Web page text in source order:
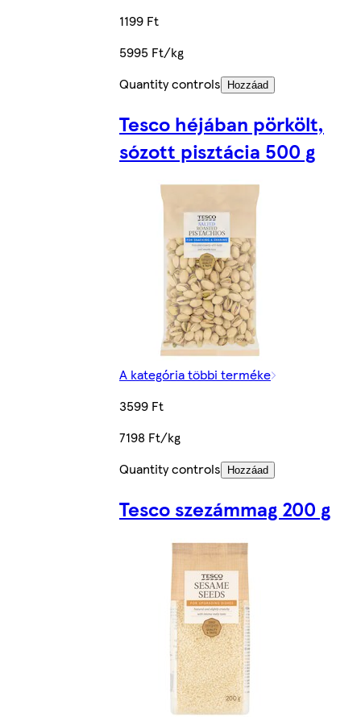
1199 Ft
5995 Ft/kg
Quantity controls
Hozzáad
Tesco héjában pörkölt,
sózott pisztácia 500 g
A kategória többi terméke
3599 Ft
7198 Ft/kg
Quantity controls
Hozzáad
Tesco szezámmag 200 g